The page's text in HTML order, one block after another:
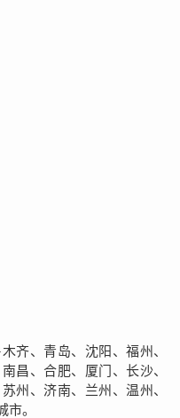
齐、青岛、沈阳、福州、
昌、合肥、厦门、长沙、
州、济南、兰州、温州、
。